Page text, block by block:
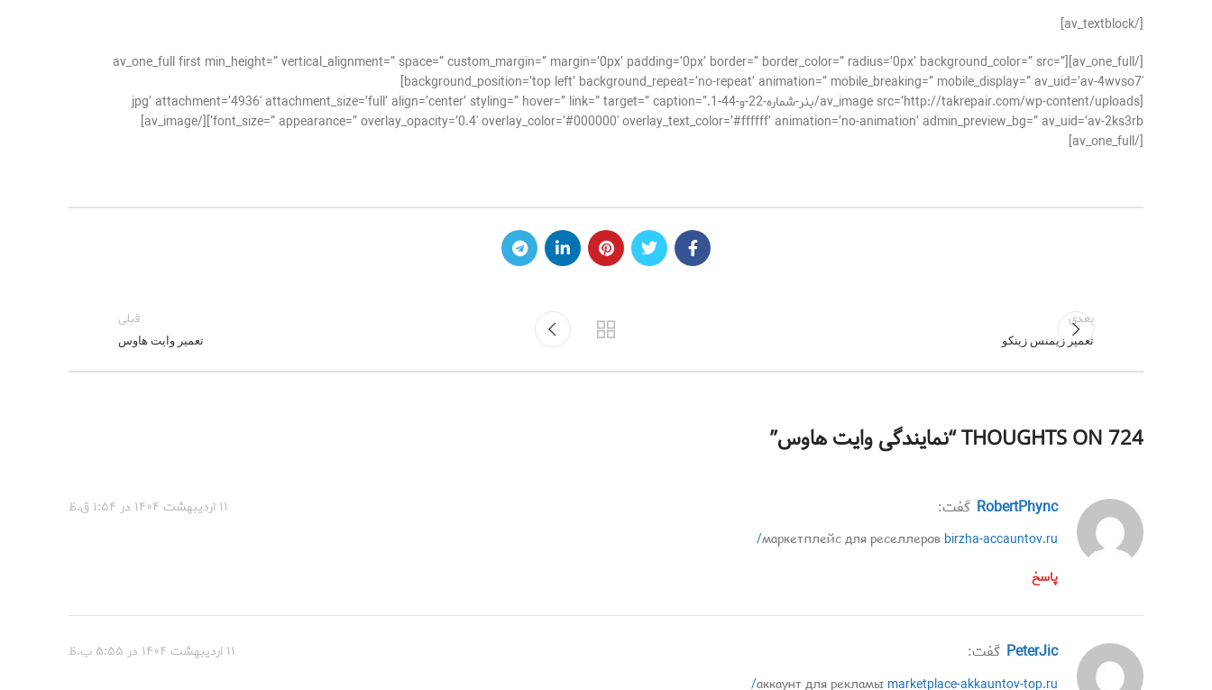
[/av_textblock]
[/av_one_full][av_one_full first min_height=” vertical_alignment=” space=” custom_margin=” margin=’0px’ padding=’0px’ border=” border_color=” radius=’0px’ background_color=” src=”
background_position=’top left’ background_repeat=’no-repeat’ animation=” mobile_breaking=” mobile_display=” av_uid=’av-4wvso7′]
[av_image src=’http://takrepair.com/wp-content/uploads/بنر-شماره-22-و-44-1.jpg’ attachment=’4936′ attachment_size=’full’ align=’center’ styling=” hover=” link=” target=” caption=”
font_size=” appearance=” overlay_opacity=’0.4′ overlay_color=’#000000′ overlay_text_color=’#ffffff’ animation=’no-animation’ admin_preview_bg=” av_uid=’av-2ks3rb’][/av_image]
[/av_one_full]
بعدی
تعمیر زیمنس زینکو
قبلی
تعمیر وایت هاوس
724 THOUGHTS ON “ نمایندگی وایت هاوس”
RobertPhync گفت:
۱۱ اردیبهشت ۱۴۰۴ در ۱:۵۴ ق.ظ
маркетплейс для реселлеров birzha-accauntov.ru/
پاسخ
PeterJic گفت:
۱۱ اردیبهشت ۱۴۰۴ در ۵:۵۵ ب.ظ
аккаунт для рекламы marketplace-akkauntov-top.ru/